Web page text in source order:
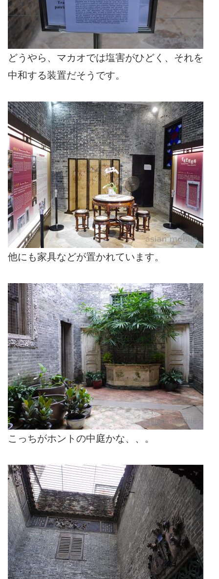
どうやら、マカオでは塩害がひどく、それを
中和する装置だそうです。
他にも家具などが置かれています。
こっちがホントの中庭かな、、。